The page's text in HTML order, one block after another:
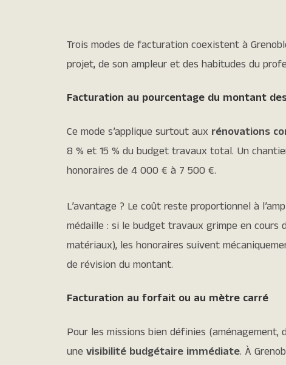
Trois modes de facturation coexistent à
projet, de son ampleur et des habitudes du
Facturation au pourcentage du montant
Ce mode s’applique surtout aux rénovations
8 % et 15 % du budget travaux total. Un
honoraires de 4 000 € à 7 500 €.
L’avantage ? Le coût reste proportionnel à
médaille : si le budget travaux grimpe en cours
matériaux), les honoraires suivent
de révision du montant.
Facturation au forfait ou au mètre carré
Pour les missions bien définies
une visibilité budgétaire immédiate. À